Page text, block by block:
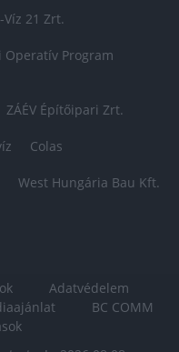
Víz 21 Zrt.
Operatív Program
ZÁÉV Építőipari Zrt.
Colas
West Hungária Bau Kft.
Adatvédelem
BC COMM